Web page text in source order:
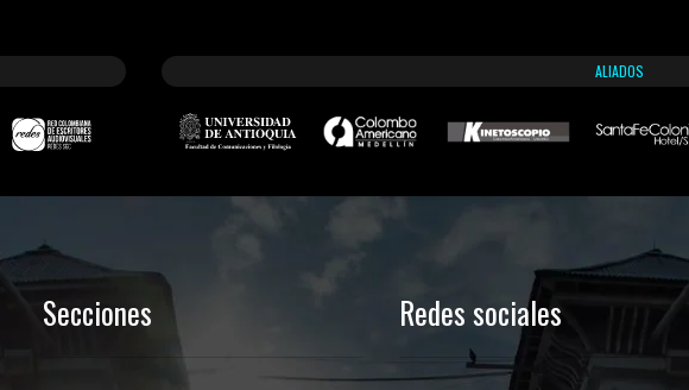
ALIADOS
Secciones Redes sociales